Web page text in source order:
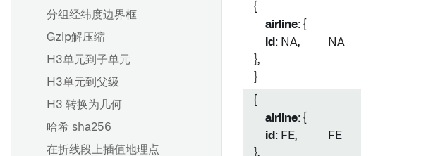
分组经纬度边界框
Gzip解压缩
H3单元到子单元
H3单元到父级
H3 转换为几何
哈希 sha256
在折线段上插值地理点
{
airline: {
id : NA,
},
}
NA
{
airline: {
id : FE,
},
FE